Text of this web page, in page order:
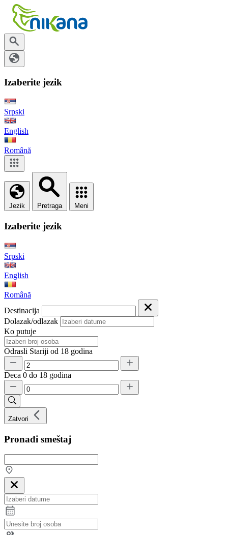
Izaberite jezik
Srpski
English
Română
Jezik Pretraga Meni
Izaberite jezik
Srpski
English
Română
Destinacija
Dolazak/odlazak
Ko putuje
Odrasli Stariji od 18 godina
Deca 0 do 18 godina
Zatvori
Pronađi smeštaj